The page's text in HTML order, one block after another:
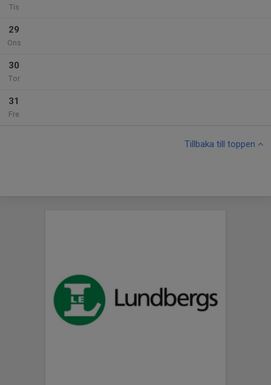
Tis
29
Ons
30
Tor
31
Fre
Tillbaka till toppen